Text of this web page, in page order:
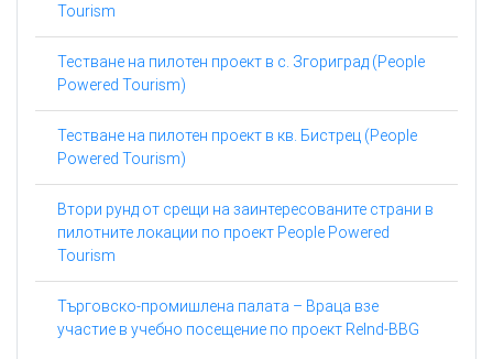
Tourism
Тестване на пилотен проект в с. Згориград (People
Powered Tourism)
Тестване на пилотен проект в кв. Бистрец (People
Powered Tourism)
Втори рунд от срещи на заинтересованите страни в
пилотните локации по проект People Powered
Tourism
Търговско-промишлена палата – Враца взе
участие в учебно посещение по проект ReInd-BBG